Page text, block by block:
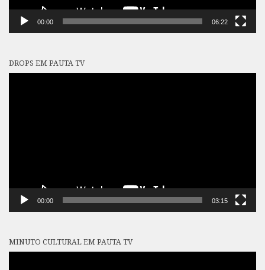
00:00 06:22
DROPS EM PAUTA TV
00:00 03:15
MINUTO CULTURAL EM PAUTA TV